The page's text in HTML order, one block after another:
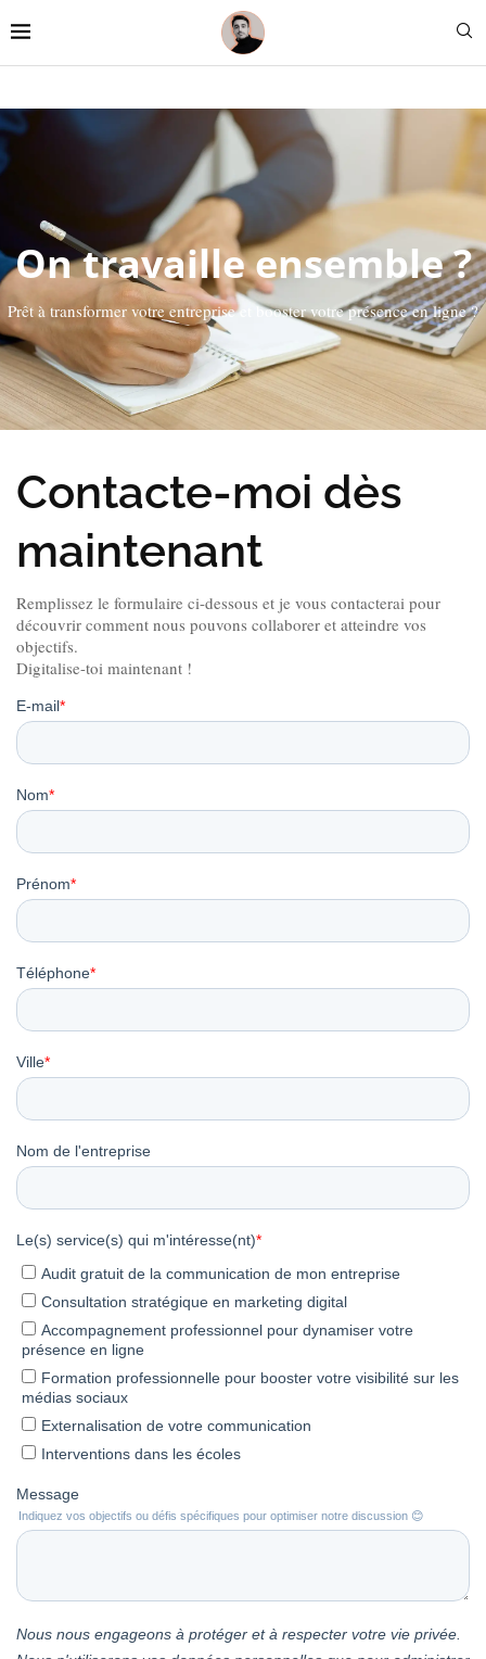
On travaille ensemble ?
Prêt à transformer votre entreprise et booster votre présence en ligne ?
Contacte-moi dès
maintenant
Remplissez le formulaire ci-dessous et je vous contacterai pour
découvrir comment nous pouvons collaborer et atteindre vos
objectifs.
Digitalise-toi maintenant !